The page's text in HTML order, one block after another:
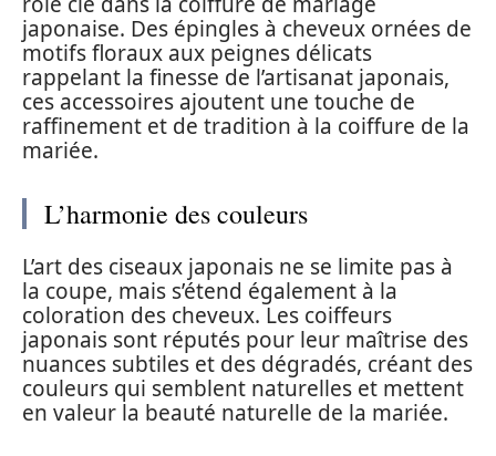
japonaise. Des épingles à cheveux ornées de
motifs floraux aux peignes délicats
rappelant la finesse de l’artisanat japonais,
ces accessoires ajoutent une touche de
raffinement et de tradition à la coiffure de la
mariée.
L’harmonie des couleurs
L’art des ciseaux japonais ne se limite pas à
la coupe, mais s’étend également à la
coloration des cheveux. Les coiffeurs
japonais sont réputés pour leur maîtrise des
nuances subtiles et des dégradés, créant des
couleurs qui semblent naturelles et mettent
en valeur la beauté naturelle de la mariée.